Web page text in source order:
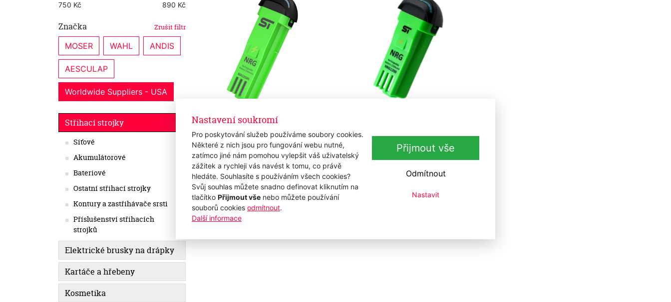
Nastavení soukromí
Pro poskytování služeb používáme soubory cookies.
Některé z nich jsou pro fungování webu nutné,
zatímco jiné nám pomohou vylepšit váš uživatelský
zážitek a rychleji vás navést k tomu, co právě
hledáte. Souhlasíte s používáním všech cookies?
Svůj souhlas můžete snadno definovat kliknutím na
tlačítko Přijmout vše nebo můžete používání
souborů cookies odmítnout.
Další informace
Přijmout vše
Odmítnout
Nastavit
Značka Zrušit filtr
MOSER WAHL ANDIS
AESCULAP
Worldwide Suppliers - USA
Střihací strojky
Síťové
Akumulátorové
Bateriové
Ostatní střihací strojky
Kontury a zastřihávače srsti
Příslušenství střihacích
strojků
Elektrické brusky na drápky
Kartáče a hřebeny
Kosmetika
Nabíjecí článek STpro NRG3200
- Clipper
Skladem
890 Kč s DPH
735,54 Kčbez DPH
Přidat k nákupu
- Trimmer
750 Kč s DPH